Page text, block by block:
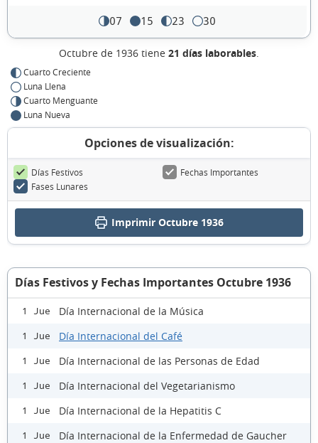
07 15 23 30
Octubre de 1936 tiene 21 días laborables.
Cuarto Creciente
Luna Llena
Cuarto Menguante
Luna Nueva
Opciones de visualización:
Días Festivos
Fechas Importantes
Fases Lunares
Imprimir Octubre 1936
Días Festivos y Fechas Importantes Octubre 1936
1 Jue Día Internacional de la Música
1 Jue Día Internacional del Café
1 Jue Día Internacional de las Personas de Edad
1 Jue Día Internacional del Vegetarianismo
1 Jue Día Internacional de la Hepatitis C
1 Jue Día Internacional de la Enfermedad de Gaucher